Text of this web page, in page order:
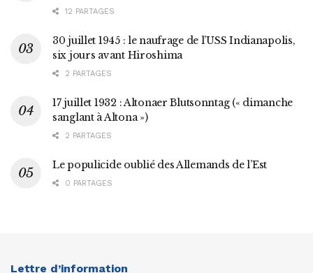
12 PARTAGES
30 juillet 1945 : le naufrage de l’USS Indianapolis,
six jours avant Hiroshima
2 PARTAGES
17 juillet 1932 : Altonaer Blutsonntag (« dimanche
sanglant à Altona »)
2 PARTAGES
Le populicide oublié des Allemands de l’Est
0 PARTAGES
Lettre d’information